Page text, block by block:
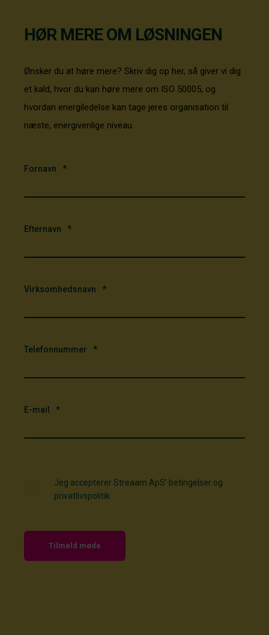
HØR MERE OM LØSNINGEN
Ønsker du at høre mere? Skriv dig op her, så giver vi dig
et kald, hvor du kan høre mere om ISO 50005, og
hvordan energiledelse kan tage jeres organisation til
næste, energivenlige niveau.
Fornavn *
Efternavn *
Virksomhedsnavn *
Telefonnummer *
E-mail *
Jeg accepterer Streaam ApS' betingelser og
privatlivspolitik